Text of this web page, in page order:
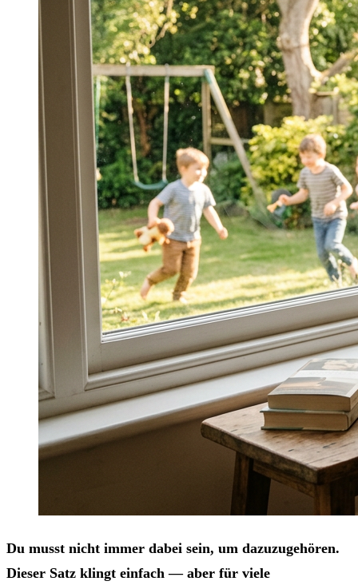
Du musst nicht immer dabei sein, um dazuzugehören.
Dieser Satz klingt einfach — aber für viele